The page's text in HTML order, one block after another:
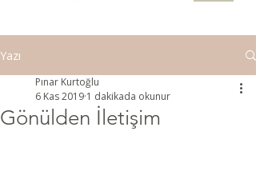
Yazı
Gönülden İletişim
Pınar Kurtoğlu
6 Kas 2019 1 dakikada okunur